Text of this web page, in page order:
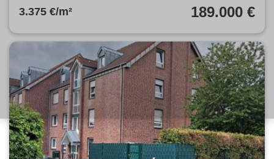
3.375 €/m² 189.000 €